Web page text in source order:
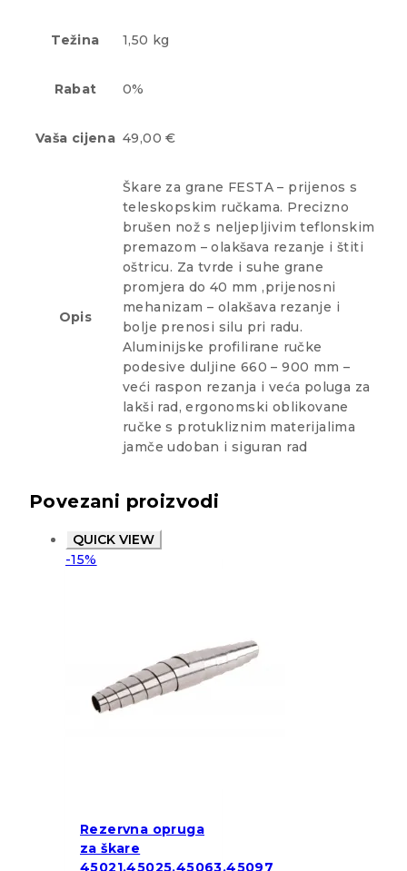
Težina 1,50 kg
Rabat 0%
Vaša cijena 49,00 €
Opis
Škare za grane FESTA – prijenos s
teleskopskim ručkama. Precizno
brušen nož s neljepljivim teflonskim
premazom – olakšava rezanje i štiti
oštricu. Za tvrde i suhe grane
promjera do 40 mm ,prijenosni
mehanizam – olakšava rezanje i
bolje prenosi silu pri radu.
Aluminijske profilirane ručke
podesive duljine 660 – 900 mm –
veći raspon rezanja i veća poluga za
lakši rad, ergonomski oblikovane
ručke s protukliznim materijalima
jamče udoban i siguran rad
Povezani proizvodi
QUICK VIEW
-15%
Rezervna opruga
za škare
45021,45025,45063,45097